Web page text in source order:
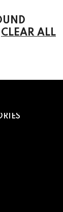
CLEAR ALL